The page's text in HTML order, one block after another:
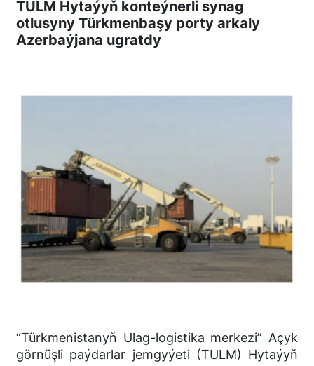
TULM Hytaýyň konteýnerli synag
otlusyny Türkmenbaşy porty arkaly
Azerbaýjana ugratdy
“Türkmenistanyň Ulag-logistika merkezi” Açyk
görnüşli paýdarlar jemgyýeti (TULM) Hytaýyň